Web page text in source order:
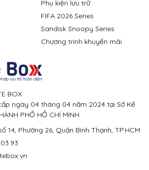
Phụ kiện lưu trữ
FIFA 2026 Series
Sandisk Snoopy Series
Chương trình khuyến mãi
BOX
ngày 04 tháng 04 năm 2024 tại Sở Kế
PHỐ HỒ CHÍ MINH
14, Phường 26, Quận Bình Thạnh, TP.HCM